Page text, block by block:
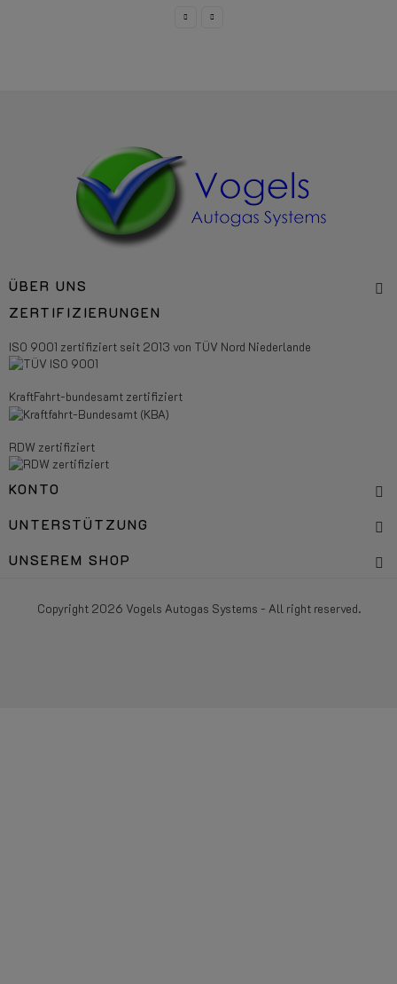
ÜBER UNS
ZERTIFIZIERUNGEN
ISO 9001 zertifiziert seit 2013 von TÜV Nord Niederlande
KraftFahrt-bundesamt zertifiziert
RDW zertifiziert
KONTO
UNTERSTÜTZUNG
UNSEREM SHOP
Copyright 2026 Vogels Autogas Systems - All right reserved.